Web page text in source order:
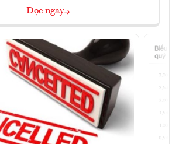
Đọc ngay